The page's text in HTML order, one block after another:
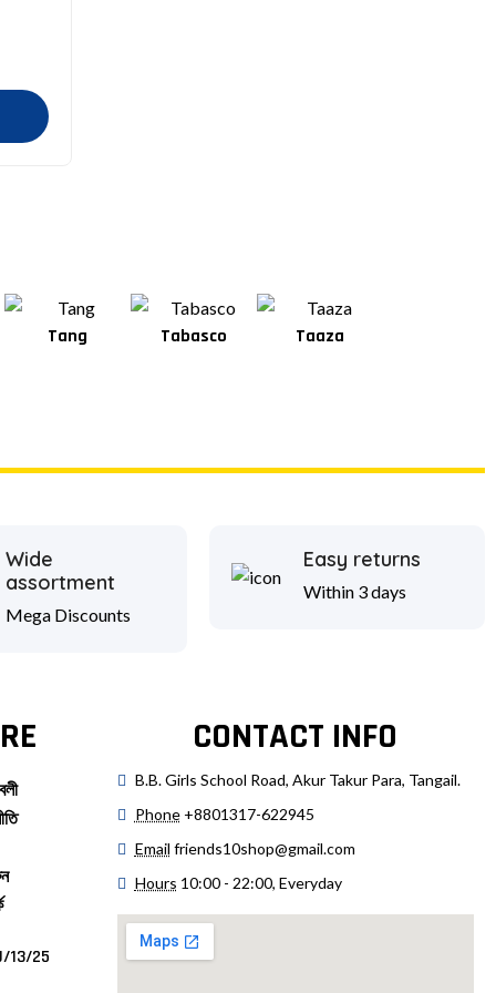
Tang Tabasco Taaza
Wide
assortment
Mega Discounts
Easy returns
Within 3 days
13/25
CONTACT INFO
B.B. Girls School Road, Akur Takur Para, Tangail.
Phone +8801317-622945
Email friends10shop@gmail.com
Hours 10:00 - 22:00, Everyday